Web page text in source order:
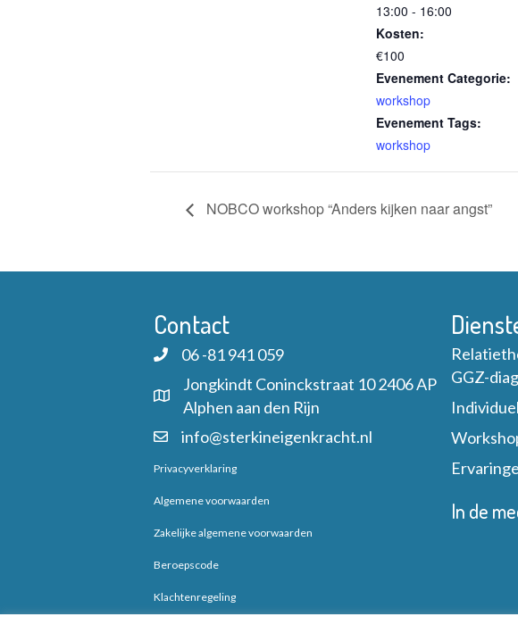
13:00 - 16:00
Kosten:
€100
Evenement Categorie:
workshop
Evenement Tags:
workshop
NOBCO workshop “Anders kijken naar angst”
Contact
06 -81 941 059
Jongkindt Coninckstraat 10 2406 AP
Alphen aan den Rijn
info@sterkineigenkracht.nl
Privacyverklaring
Algemene voorwaarden
Zakelijke algemene voorwaarden
Beroepscode
Klachtenregeling
GGZ-
In de